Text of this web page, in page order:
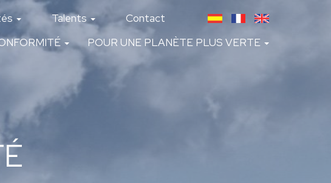
Talents
Contact
POUR UNE PLANÈTE PLUS VERTE